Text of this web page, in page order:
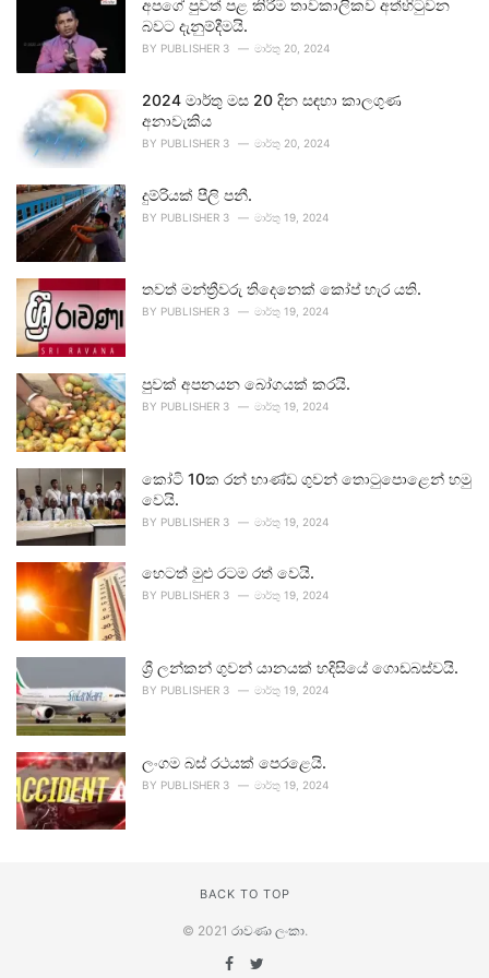
අපගේ පුවත් පළ කිරීම තාවකාලිකව අත්හිටුවන
බවට දැනුම්දීමයි.
BY PUBLISHER 3 මාර්තු 20, 2024
2024 මාර්තු මස 20 දින සඳහා කාලගුණ
අනාවැකිය
BY PUBLISHER 3 මාර්තු 20, 2024
දුම්රියක් පීලි පනී.
BY PUBLISHER 3 මාර්තු 19, 2024
තවත් මන්ත්‍රීවරු තිදෙනෙක් කෝප් හැර යති.
BY PUBLISHER 3 මාර්තු 19, 2024
පුවක් අපනයන බෝගයක් කරයි.
BY PUBLISHER 3 මාර්තු 19, 2024
කෝටි 10ක රන් භාණ්ඩ ගුවන් තොටුපොළෙන් හමු
වෙයි.
BY PUBLISHER 3 මාර්තු 19, 2024
හෙටත් මුළු රටම රත් වෙයි.
BY PUBLISHER 3 මාර්තු 19, 2024
ශ්‍රී ලන්කන් ගුවන් යානයක් හදිසියේ ගොඩබස්වයි.
BY PUBLISHER 3 මාර්තු 19, 2024
ලංගම බස් රථයක් පෙරළෙයි.
BY PUBLISHER 3 මාර්තු 19, 2024
BACK TO TOP
© 2021 රාවණා ලංකා.